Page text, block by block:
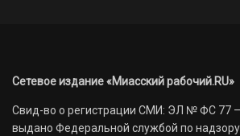
Сетевое издание «Миасский рабочий.RU»
Свид-во о регистрации СМИ: ЭЛ № ФС 77 –
выдано Федеральной службой по